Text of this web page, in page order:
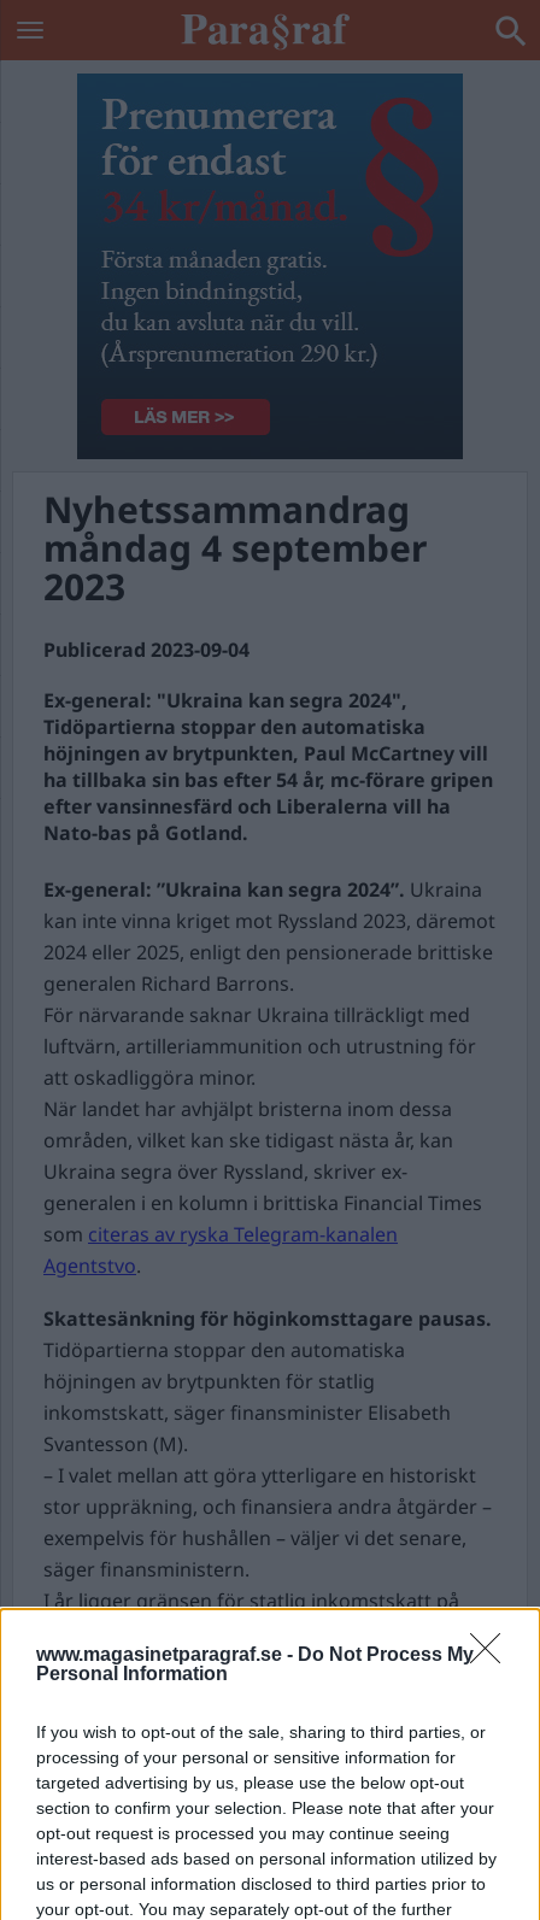
www.magasinetparagraf.se - Do Not Process My
Personal Information
If you wish to opt-out of the sale, sharing to third parties, or
processing of your personal or sensitive information for
targeted advertising by us, please use the below opt-out
section to confirm your selection. Please note that after your
opt-out request is processed you may continue seeing
interest-based ads based on personal information utilized by
us or personal information disclosed to third parties prior to
your opt-out. You may separately opt-out of the further
Nyhetssammandrag
måndag 4 september
2023
Publicerad 2023-09-04
Ex-general: "Ukraina kan segra 2024",
Tidöpartierna stoppar den automatiska
höjningen av brytpunkten, Paul McCartney vill
ha tillbaka sin bas efter 54 år, mc-förare gripen
efter vansinnesfärd och Liberalerna vill ha
Nato-bas på Gotland.
Ex-general: ”Ukraina kan segra 2024”. Ukraina
kan inte vinna kriget mot Ryssland 2023, däremot
2024 eller 2025, enligt den pensionerade brittiske
generalen Richard Barrons.
För närvarande saknar Ukraina tillräckligt med
luftvärn, artilleriammunition och utrustning för
att oskadliggöra minor.
När landet har avhjälpt bristerna inom dessa
områden, vilket kan ske tidigast nästa år, kan
Ukraina segra över Ryssland, skriver ex-
generalen i en kolumn i brittiska Financial Times
som citeras av ryska Telegram-kanalen
Agentstvo.
Skattesänkning för höginkomsttagare pausas.
Tidöpartierna stoppar den automatiska
höjningen av brytpunkten för statlig
inkomstskatt, säger finansminister Elisabeth
Svantesson (M).
– I valet mellan att göra ytterligare en historiskt
stor uppräkning, och finansiera andra åtgärder –
exempelvis för hushållen – väljer vi det senare,
säger finansministern.
I år ligger gränsen för statlig inkomstskatt på
Om brytpunkten automatiskt hade justerats upp
kronor. Detta hade i praktiken inneburit en
skattesänkning för många välavlönade.
McCartney vill ha tillbaka sin bas efter 54 år.
Paul McCartney efterlyser sin gamla elbas, som
har varit försvunnen i mer än ett halvt sekel.
Nu har Beatles-legendaren och tyska Höfner, som